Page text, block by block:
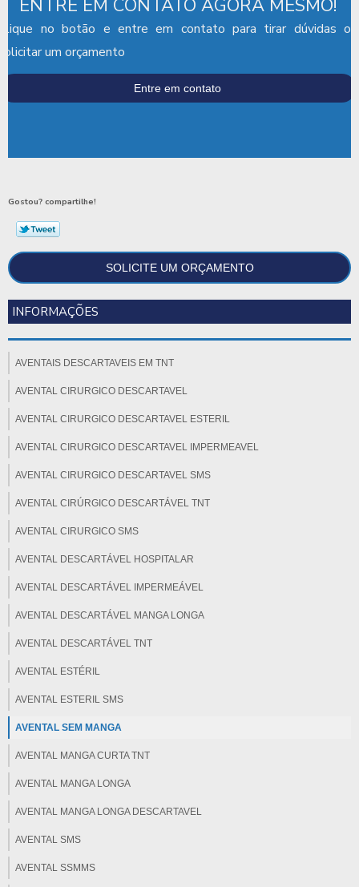
ENTRE EM CONTATO AGORA MESMO!
no botão e entre em contato para tirar dúvidas ou
um orçamento
Entre em contato
Gostou? compartilhe!
SOLICITE UM ORÇAMENTO
INFORMAÇÕES
AVENTAIS DESCARTAVEIS EM TNT
AVENTAL CIRURGICO DESCARTAVEL
AVENTAL CIRURGICO DESCARTAVEL ESTERIL
AVENTAL CIRURGICO DESCARTAVEL IMPERMEAVEL
AVENTAL CIRURGICO DESCARTAVEL SMS
AVENTAL CIRÚRGICO DESCARTÁVEL TNT
AVENTAL CIRURGICO SMS
AVENTAL DESCARTÁVEL HOSPITALAR
AVENTAL DESCARTÁVEL IMPERMEÁVEL
AVENTAL DESCARTÁVEL MANGA LONGA
AVENTAL DESCARTÁVEL TNT
AVENTAL ESTÉRIL
AVENTAL ESTERIL SMS
AVENTAL SEM MANGA
AVENTAL MANGA CURTA TNT
AVENTAL MANGA LONGA
AVENTAL MANGA LONGA DESCARTAVEL
AVENTAL SMS
AVENTAL SSMMS